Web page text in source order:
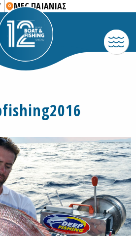
MEC ΠΑΙΑΝΙΑΣ